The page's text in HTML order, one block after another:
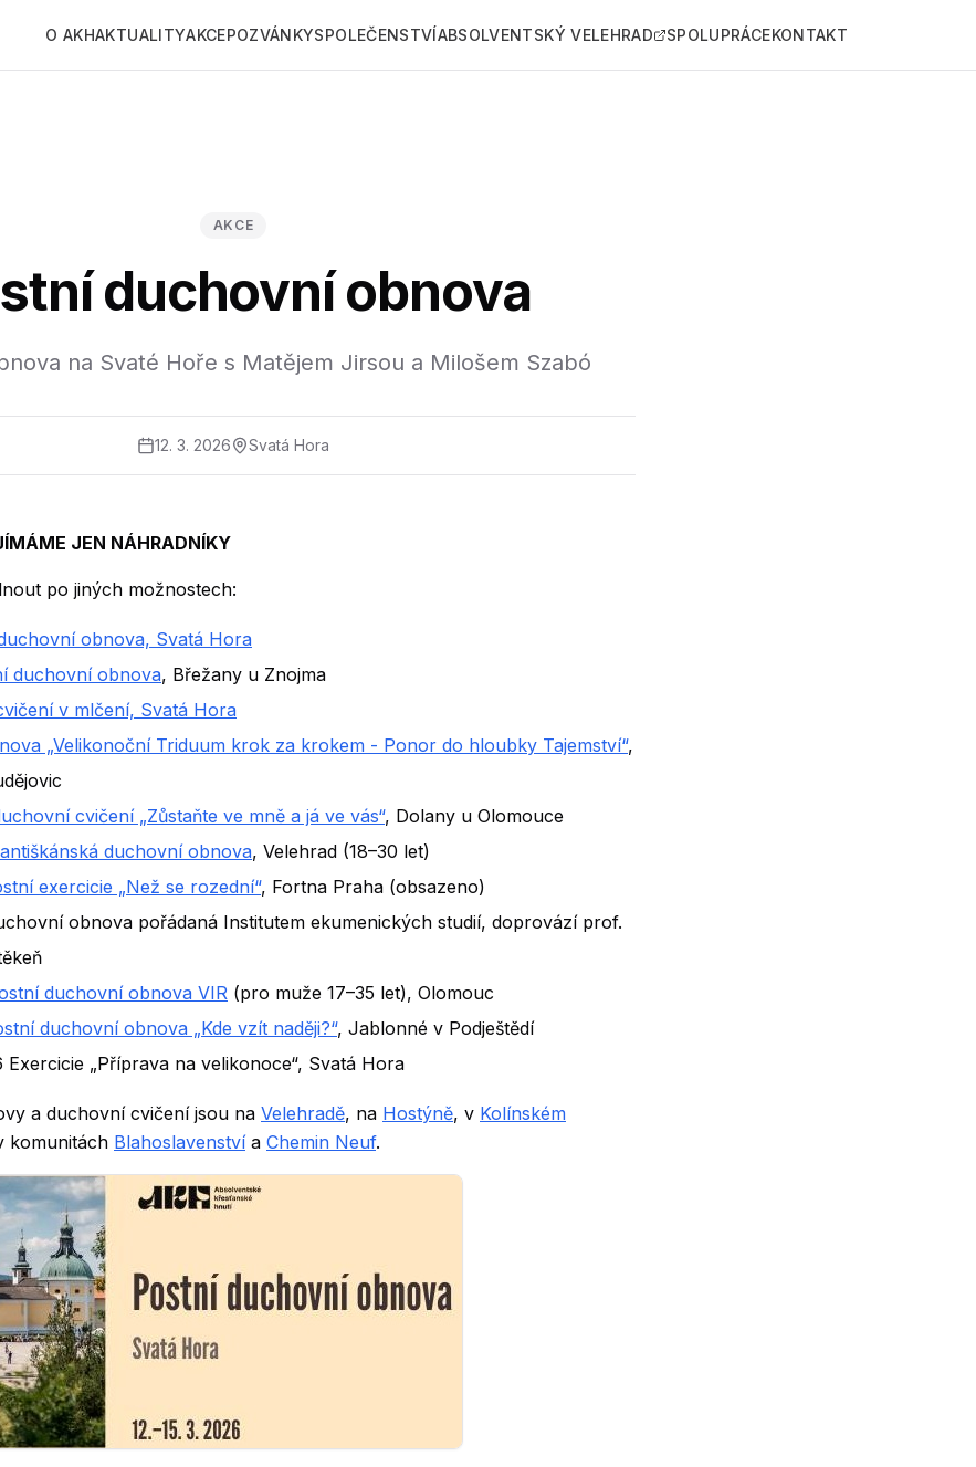
O AKHAKTUALITYAKCEPOZVÁNKYSPOLEČENSTVÍABSOLVENTSKÝ VELEHRAD SPOLUPRÁCEKONTAKT
AKCE
duchovní obnova
na Svaté Hoře s Matějem Jirsou a Milošem Szabó
12. 3. 2026 Svatá Hora
JEN NÁHRADNÍKY
po jiných možnostech:
obnova, Svatá Hora
duchovní obnova, Břežany u Znojma
v mlčení, Svatá Hora
„Velikonoční Triduum krok za krokem - Ponor do hloubky Tajemství“,
cvičení „Zůstaňte ve mně a já ve vás“, Dolany u Olomouce
duchovní obnova, Velehrad (18–30 let)
exercicie „Než se rozední“, Fortna Praha (obsazeno)
obnova pořádaná Institutem ekumenických studií, doprovází prof.
duchovní obnova VIR (pro muže 17–35 let), Olomouc
duchovní obnova „Kde vzít naději?“, Jablonné v Podještědí
Exercicie „Příprava na velikonoce“, Svatá Hora
a duchovní cvičení jsou na Velehradě, na Hostýně, v Kolínském
komunitách Blahoslavenstvía Chemin Neuf.